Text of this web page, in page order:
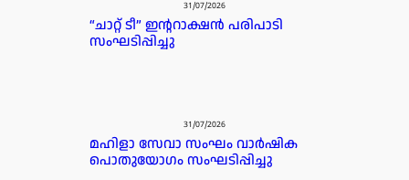
31/07/2026
“ചാറ്റ് ടീ” ഇന്ററാക്ഷൻ പരിപാടി
സംഘടിപ്പിച്ചു
31/07/2026
മഹിളാ സേവാ സംഘം വാർഷിക
പൊതുയോഗം സംഘടിപ്പിച്ചു